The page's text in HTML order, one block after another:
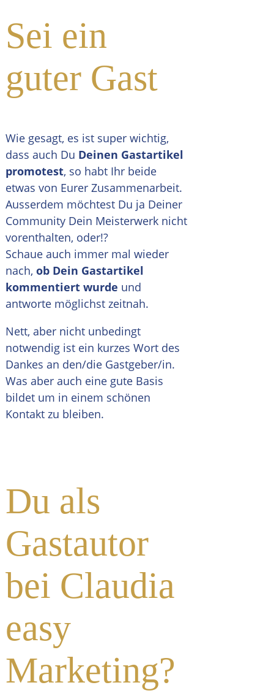
Sei ein
guter Gast
Wie gesagt, es ist super wichtig,
dass auch Du Deinen Gastartikel
promotest, so habt Ihr beide
etwas von Eurer Zusammenarbeit.
Ausserdem möchtest Du ja Deiner
Community Dein Meisterwerk nicht
vorenthalten, oder!?
Schaue auch immer mal wieder
nach, ob Dein Gastartikel
kommentiert wurde und
antworte möglichst zeitnah.
Nett, aber nicht unbedingt
notwendig ist ein kurzes Wort des
Dankes an den/die Gastgeber/in.
Was aber auch eine gute Basis
bildet um in einem schönen
Kontakt zu bleiben.
Du als
Gastautor
bei Claudia
easy
Marketing?